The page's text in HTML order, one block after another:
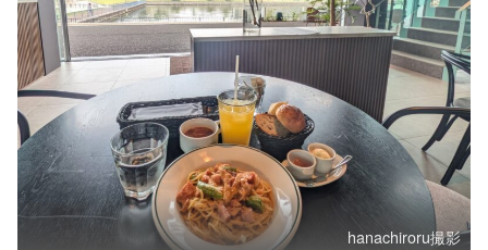
hanachiroru撮影